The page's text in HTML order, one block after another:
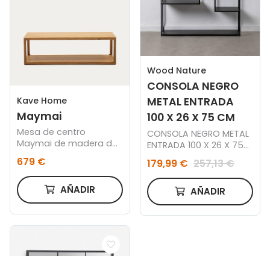
Kave Home
Maymai
Mesa de centro
Maymai de madera de
roble 140 x 70 cm
679 €
AÑADIR
Wood Nature
CONSOLA NEGRO
METAL ENTRADA
100 X 26 X 75 CM
CONSOLA NEGRO METAL
ENTRADA 100 X 26 X 75
179,99 € 257,13 €
AÑADIR